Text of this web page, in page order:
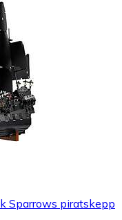
Sparrows piratskepp